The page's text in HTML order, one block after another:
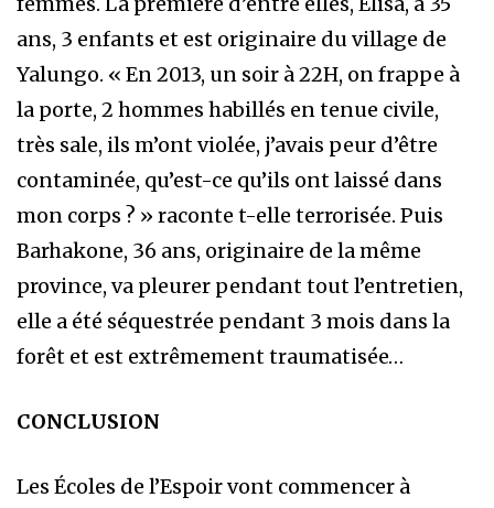
ans, 3 enfants et est originaire du village de
Yalungo. « En 2013, un soir à 22H, on frappe à
la porte, 2 hommes habillés en tenue civile,
très sale, ils m’ont violée, j’avais peur d’être
contaminée, qu’est-ce qu’ils ont laissé dans
mon corps ? » raconte t-elle terrorisée. Puis
Barhakone, 36 ans, originaire de la même
province, va pleurer pendant tout l’entretien,
elle a été séquestrée pendant 3 mois dans la
forêt et est extrêmement traumatisée…
CONCLUSION
Les Écoles de l’Espoir vont commencer à